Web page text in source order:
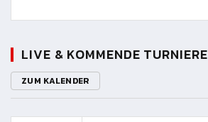
LIVE & KOMMENDE TURNIERE
ZUM KALENDER